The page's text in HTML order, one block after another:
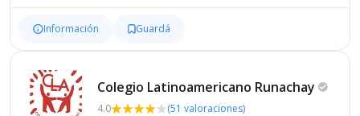
Información Guardá
Colegio Latinoamericano Runachay
4.0 (51 valoraciones)